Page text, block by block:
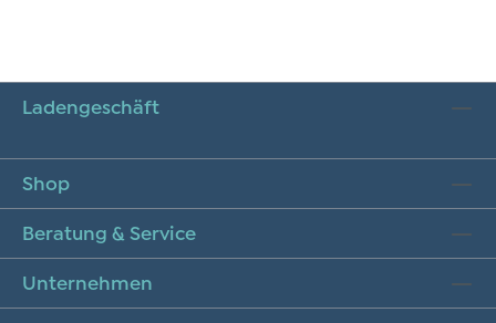
Ladengeschäft
Shop
Beratung & Service
Unternehmen